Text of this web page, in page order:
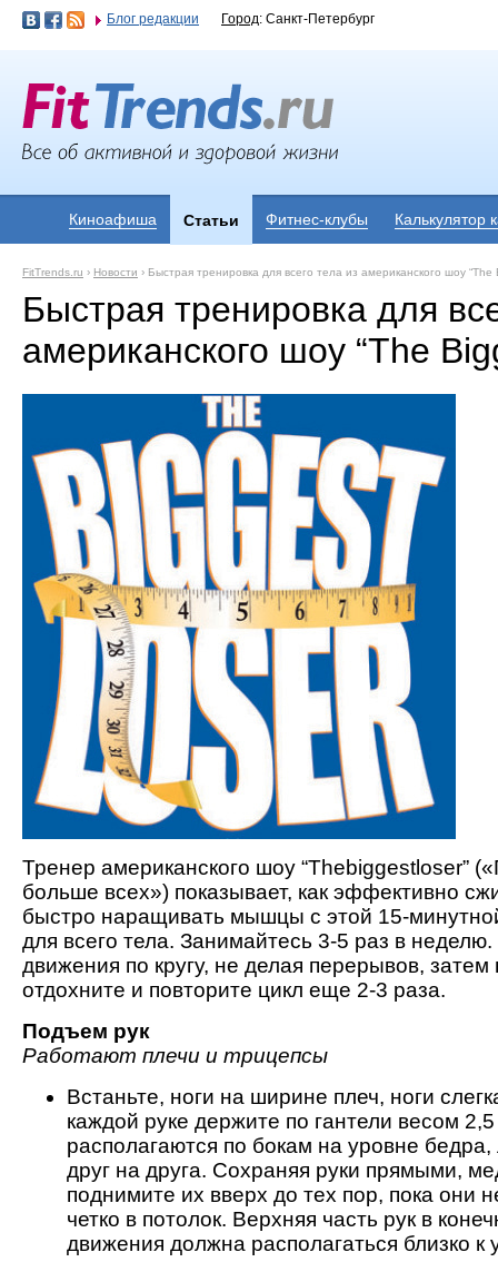
Блог редакции Город: Санкт-Петербург
Киноафиша Статьи Фитнес-клубы Калькулятор
FitTrends.ru › Новости › Быстрая тренировка для всего тела из американского шоу “The
Быстрая тренировка для
американского шоу “The
Тренер американского шоу “Thebiggestloser”
больше всех») показывает, как эффективно
быстро наращивать мышцы с этой 15-
для всего тела. Занимайтесь 3-5 раз в
движения по кругу, не делая перерывов, затем
отдохните и повторите цикл еще 2-3 раза.
Подъем рук
Работают плечи и трицепсы
Встаньте, ноги на ширине плеч, ноги
каждой руке держите по гантели весом 2,5
располагаются по бокам на уровне
друг на друга. Сохраняя руки прямыми,
поднимите их вверх до тех пор, пока они
четко в потолок. Верхняя часть рук в
движения должна располагаться близко к